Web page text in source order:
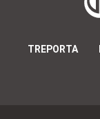
TREPORTA